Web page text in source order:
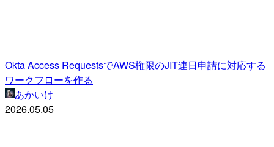
Okta Access RequestsでAWS権限のJIT連日申請に対応する
ワークフローを作る
あかいけ
2026.05.05